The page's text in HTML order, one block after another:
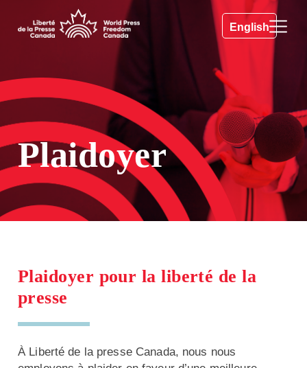
English
Plaidoyer
Plaidoyer pour la liberté de la
presse
À Liberté de la presse Canada, nous nous